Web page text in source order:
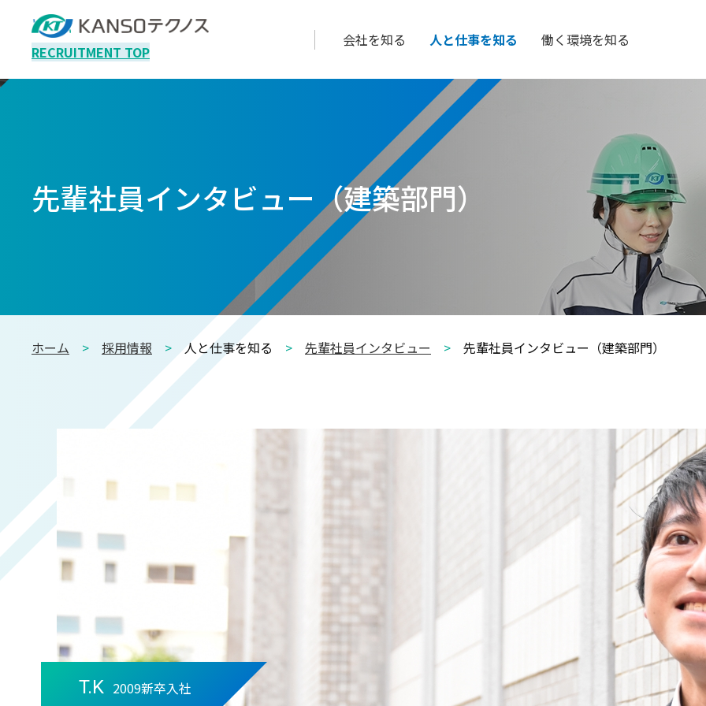
RECRUITMENT TOP
会社を知る 人と仕事を知る 働く環境を知る
先輩社員インタビュー（建築部門）
ホーム > 採用情報 > 人と仕事を知る > 先輩社員インタビュー > 先輩社員インタビュー（建築部門）
T.K 2009新卒入社